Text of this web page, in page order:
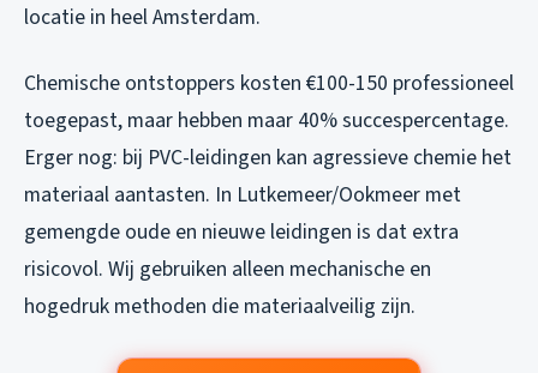
locatie in heel Amsterdam.
Chemische ontstoppers kosten €100-150 professioneel
toegepast, maar hebben maar 40% succespercentage.
Erger nog: bij PVC-leidingen kan agressieve chemie het
materiaal aantasten. In Lutkemeer/Ookmeer met
gemengde oude en nieuwe leidingen is dat extra
risicovol. Wij gebruiken alleen mechanische en
hogedruk methoden die materiaalveilig zijn.